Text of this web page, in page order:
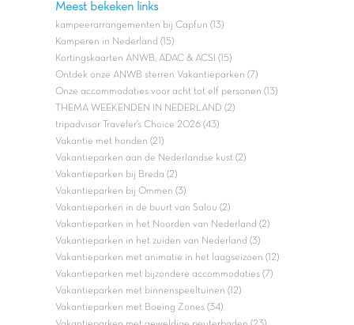
Meest bekeken links
kampeerarrangementen bij Capfun (13)
Kamperen in Nederland (15)
Kortingskaarten ANWB, ADAC & ACSI (15)
Ontdek onze ANWB sterren Vakantieparken (7)
Onze accommodaties voor acht tot elf personen (13)
THEMA WEEKENDEN IN NEDERLAND (2)
tripadvisor Traveler’s Choice 2026 (43)
Vakantie met honden (21)
Vakantieparken aan de Nederlandse kust (2)
Vakantieparken bij Breda (2)
Vakantieparken bij Ommen (3)
Vakantieparken in de buurt van Salou (2)
Vakantieparken in het Noorden van Nederland (2)
Vakantieparken in het zuiden van Nederland (3)
Vakantieparken met animatie in het laagseizoen (12)
Vakantieparken met bijzondere accommodaties (7)
Vakantieparken met binnenspeeltuinen (12)
Vakantieparken met Boeing Zones (34)